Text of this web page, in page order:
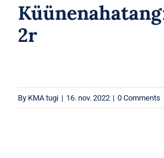
Meik
Parfüümid
2r
By KMA tugi | 16. nov. 2022 | 0 Comments